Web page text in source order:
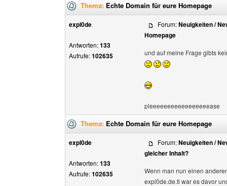
Thema: Echte Domain für eure Homepage
expl0de
Antworten:133
Aufrufe:102635
Forum:Neuigkeiten /
Homepage
und auf meine Frage gibts
pleeeeeeeeeeeeeeeeease
Thema: Echte Domain für eure Homepage
expl0de
Antworten:133
Aufrufe:102635
Forum:Neuigkeiten /
gleicher Inhalt?
Wenn man nun einen
expl0de.de.tl war es davor